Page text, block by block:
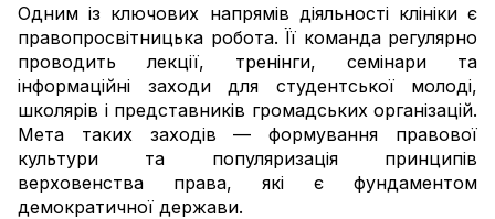
Одним із ключових напрямів діяльності клініки є
правопросвітницька робота. Її команда регулярно
проводить лекції, тренінги, семінари та
інформаційні заходи для студентської молоді,
школярів і представників громадських організацій.
Мета таких заходів — формування правової
культури та популяризація принципів
верховенства права, які є фундаментом
демократичної держави.